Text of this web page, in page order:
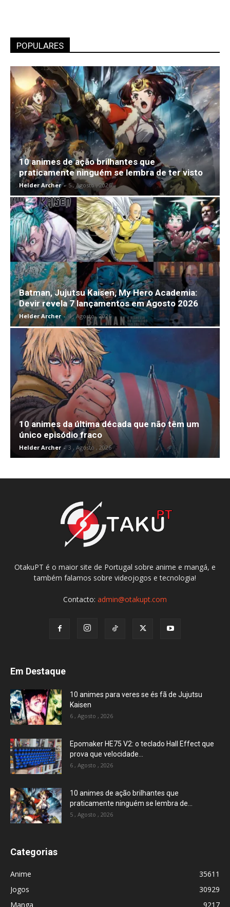
POPULARES
10 animes de ação brilhantes que
praticamente ninguém se lembra de ter visto
Helder Archer - 5 , Agosto , 2026
Batman, Jujutsu Kaisen, My Hero Academia:
Devir revela 7 lançamentos em Agosto 2026
Helder Archer - 4 , Agosto , 2026
10 animes da última década que não têm um
único episódio fraco
Helder Archer - 3 , Agosto , 2026
OtakuPT é o maior site de Portugal sobre anime e mangá, e
também falamos sobre videojogos e tecnologia!
Contacto: admin@otakupt.com
Em Destaque
10 animes para veres se és fã de Jujutsu
Kaisen
6 , Agosto , 2026
Epomaker HE75 V2: o teclado Hall Effect que
prova que velocidade...
6 , Agosto , 2026
10 animes de ação brilhantes que
praticamente ninguém se lembra de...
5 , Agosto , 2026
Categorias
Anime
35611
Jogos
30929
Manga
9217